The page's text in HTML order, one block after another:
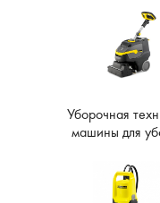
Уборочная
машины для